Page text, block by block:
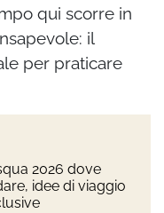
qui scorre in
il
per praticare
2026 dove
idee di viaggio